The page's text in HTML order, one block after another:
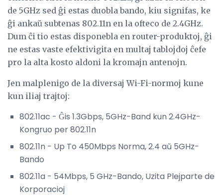
de 5GHz sed ĝi estas duobla bando, kiu signifas, ke
ĝi ankaŭ subtenas 802.11n en la ofteco de 2.4GHz.
Dum ĉi tio estas disponebla en router-produktoj, ĝi
ne estas vaste efektivigita en multaj tablojdoj ĉefe
pro la alta kosto aldoni la kromajn antenojn.
Jen malplenigo de la diversaj Wi-Fi-normoj kune
kun iliaj trajtoj:
802.11ac - Ĝis 1.3Gbps, 5GHz-Band kun 2.4GHz-
Kongruo per 802.11n
802.11n - Up To 450Mbps Norma, 2.4 aŭ 5GHz-
Bando
802.11a - 54Mbps, 5 GHz-Bando, Uzita Plejparte de
Korporacioj